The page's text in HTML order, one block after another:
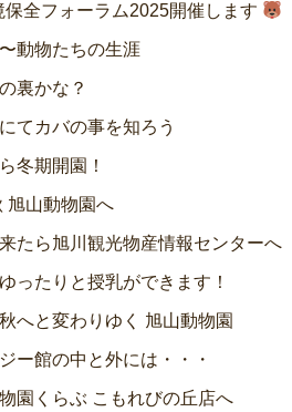
保全フォーラム2025開催します
動物たちの生涯
裏かな？
てカバの事を知ろう
冬期開園！
旭山動物園へ
たら旭川観光物産情報センターへ
ったりと授乳ができます！
へと変わりゆく 旭山動物園
ー館の中と外には・・・
園くらぶ こもれびの丘店へ